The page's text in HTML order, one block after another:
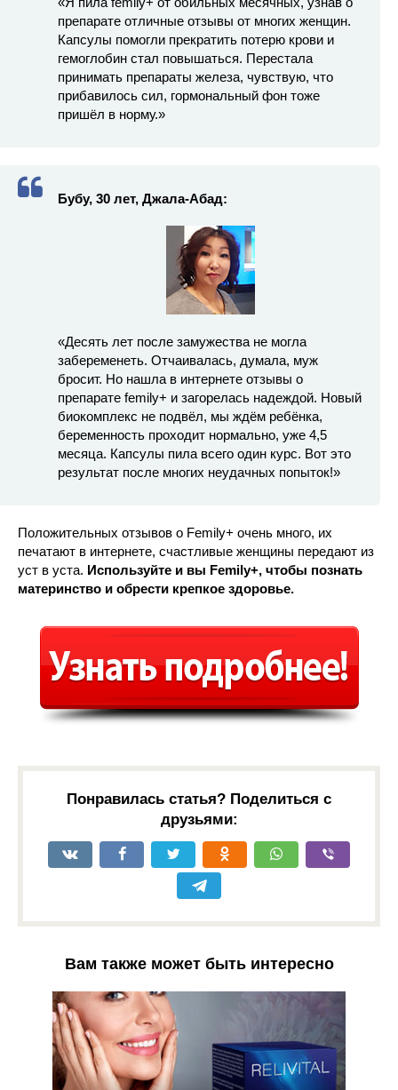
препарате отличные отзывы от многих женщин.
Капсулы помогли прекратить потерю крови и
гемоглобин стал повышаться. Перестала
принимать препараты железа, чувствую, что
прибавилось сил, гормональный фон тоже
пришёл в норму.»
Бубу, 30 лет, Джала-Абад:
«Десять лет после замужества не могла
забеременеть. Отчаивалась, думала, муж
бросит. Но нашла в интернете отзывы о
препарате femily+ и загорелась надеждой. Новый
биокомплекс не подвёл, мы ждём ребёнка,
беременность проходит нормально, уже 4,5
месяца. Капсулы пила всего один курс. Вот это
результат после многих неудачных попыток!»
Положительных отзывов о Femily+ очень много, их
печатают в интернете, счастливые женщины передают из
уст в уста. Используйте и вы Femily+, чтобы познать
материнство и обрести крепкое здоровье.
Понравилась статья? Поделиться с
друзьями:
Вам также может быть интересно